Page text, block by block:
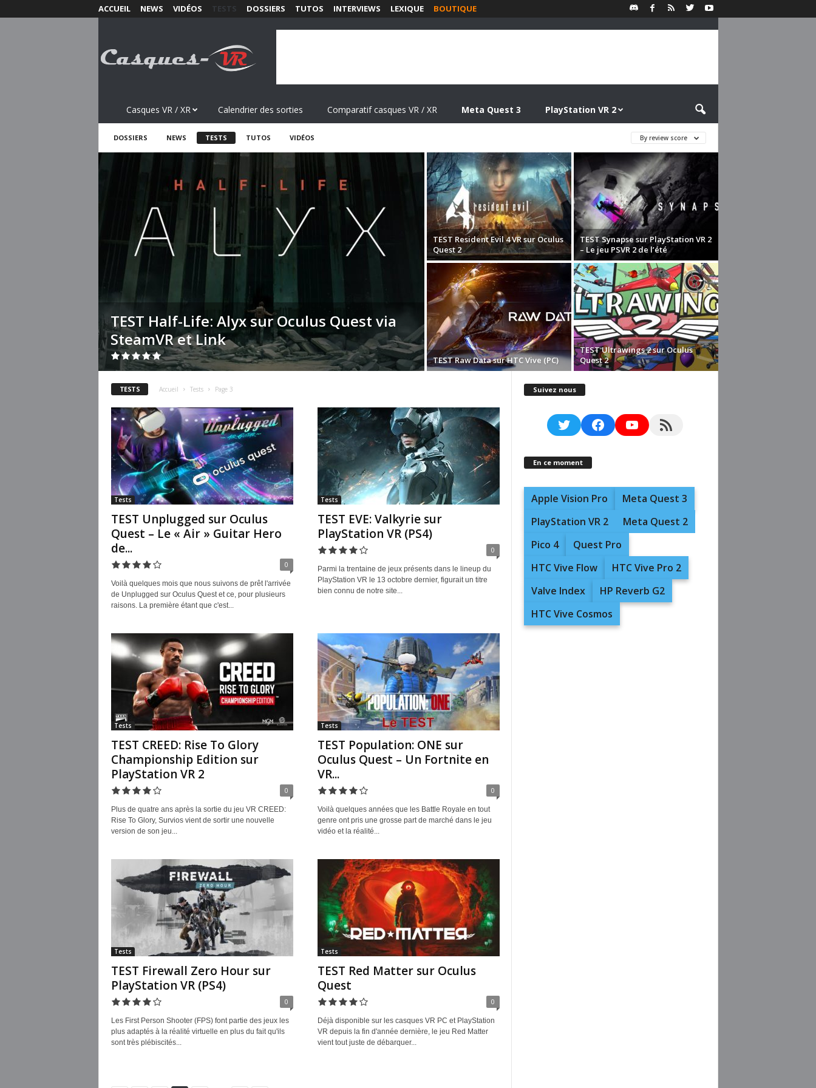
ACCUEIL NEWS VIDÉOS TESTS DOSSIERS TUTOS INTERVIEWS LEXIQUE BOUTIQUE
s
Casques VR / XR Calendrier des sorties Comparatif casques VR / XR Meta Quest 3 PlayStation VR 2
DOSSIERS NEWS TESTS TUTOS VIDÉOS By review score
TEST Half-Life: Alyx sur Oculus Quest via
SteamVR et Link
TEST Resident Evil 4 VR sur Oculus
Quest 2
TEST Synapse sur PlayStation VR 2
– Le jeu PSVR 2 de l’été
TEST Raw Data sur HTC Vive (PC)
TEST Ultrawings 2 sur Oculus
Quest 2
TESTS Accueil Tests Page 3
Tests
TEST Unplugged sur Oculus
Quest – Le « Air » Guitar Hero
de...
0
Voilà quelques mois que nous suivons de prêt l'arrivée
de Unplugged sur Oculus Quest et ce, pour plusieurs
raisons. La première étant que c'est...
Tests
TEST EVE: Valkyrie sur
PlayStation VR (PS4)
0
Parmi la trentaine de jeux présents dans le lineup du
PlayStation VR le 13 octobre dernier, figurait un titre
bien connu de notre site...
Tests
TEST CREED: Rise To Glory
Championship Edition sur
PlayStation VR 2
0
Plus de quatre ans après la sortie du jeu VR CREED:
Rise To Glory, Survios vient de sortir une nouvelle
version de son jeu...
Tests
TEST Population: ONE sur
Oculus Quest – Un Fortnite en
VR...
0
Voilà quelques années que les Battle Royale en tout
genre ont pris une grosse part de marché dans le jeu
vidéo et la réalité...
Tests
TEST Firewall Zero Hour sur
PlayStation VR (PS4)
0
Les First Person Shooter (FPS) font partie des jeux les
plus adaptés à la réalité virtuelle en plus du fait qu'ils
sont très plébiscités...
Tests
TEST Red Matter sur Oculus
Quest
0
Déjà disponible sur les casques VR PC et PlayStation
VR depuis la fin d'année dernière, le jeu Red Matter
vient tout juste de débarquer...
Suivez nous
TwitterFacebookYouTubeRSS Feed
En ce moment
Apple Vision Pro
Meta Quest 3
PlayStation VR 2
Meta Quest 2
Pico 4
Quest Pro
HTC Vive Flow
HTC Vive Pro 2
Valve Index
HP Reverb G2
HTC Vive Cosmos